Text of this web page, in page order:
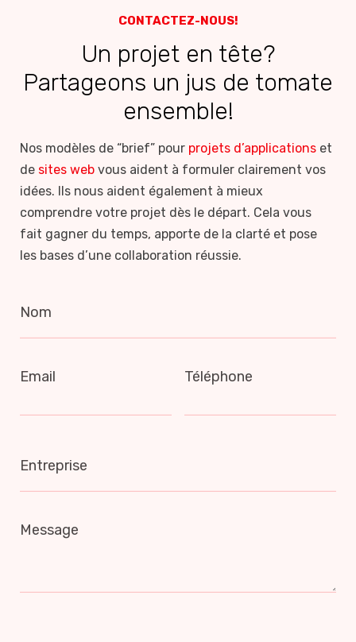
CONTACTEZ-NOUS!
Un projet en tête?
Partageons un jus de tomate
ensemble!
Nos modèles de “brief” pour projets d’applications et
de sites web vous aident à formuler clairement vos
idées. Ils nous aident également à mieux
comprendre votre projet dès le départ. Cela vous
fait gagner du temps, apporte de la clarté et pose
les bases d’une collaboration réussie.
Nom
Email Téléphone
Entreprise
Message